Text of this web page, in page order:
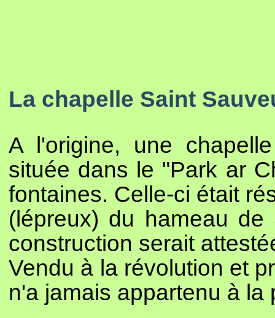
La chapelle Saint
A l'origine, une
située dans le "Park ar
fontaines. Celle-ci était
(lépreux) du hameau de
construction serait
Vendu à la révolution et
n'a jamais appartenu à la